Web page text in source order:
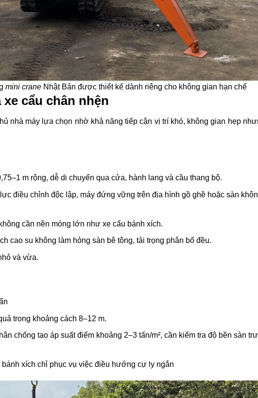
mini craneNhật Bản được thiết kế dành riêng cho không gian hạn chế
cẩu chân nhện
nhà máy lựa chọn nhờ khả năng tiếp cận vị trí khó, không gian hẹp
m rộng, dễ di chuyển qua cửa, hành lang và cầu thang bộ.
điều chỉnh độc lập, máy đứng vững trên địa hình gồ ghề hoặc sàn
cần nền móng lớn như xe cẩu bánh xích.
cao su không làm hỏng sàn bê tông, tải trọng phân bố đều.
và vừa.
trong khoảng cách 8–12 m.
chống tạo áp suất điểm khoảng 2–3 tấn/m², cần kiểm tra độ bền sàn
xích chỉ phục vụ việc điều hướng cự ly ngắn